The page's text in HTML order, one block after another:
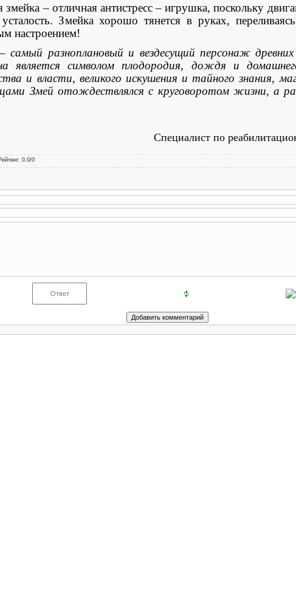
– отличная антистресс – игрушка, поскольку
Змейка хорошо тянется в руках,
настроением!
самый разноплановый и вездесущий персонаж
является символом плодородия, дождя и
и власти, великого искушения и тайного знания,
Змей отождествлялся с круговоротом жизни, а
Специалист по
: 0.0/0